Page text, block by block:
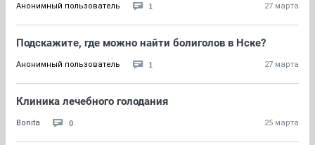
Анонимный пользователь 1 27 марта
Подскажите, где можно найти болиголов в Нске?
Анонимный пользователь 1 27 марта
Клиника лечебного голодания
Bonita 0 25 марта